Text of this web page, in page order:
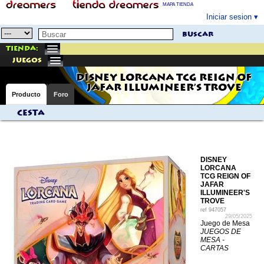
MAPA TIENDA
Iniciar sesion
buscar
Tienda:
juegos
DISNEY LORCANA TCG REIGN OF
JAFAR ILLUMINEER'S TROVE
Producto Foro
Cesta
DISNEY
LORCANA
TCG REIGN OF
JAFAR
ILLUMINEER'S
TROVE
ref 947057
29/05/2025
Juego de Mesa
JUEGOS DE
MESA -
CARTAS